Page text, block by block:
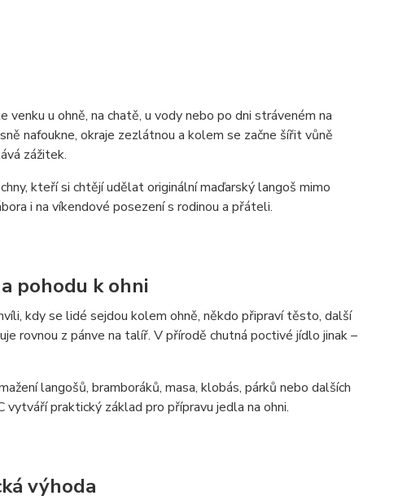
u ohně, na chatě, u vody nebo po dni stráveném na
nafoukne, okraje zezlátnou a kolem se začne šířit vůně
zážitek.
kteří si chtějí udělat originální maďarský langoš mimo
i na víkendové posezení s rodinou a přáteli.
pohodu k ohni
kdy se lidé sejdou kolem ohně, někdo připraví těsto, další
rovnou z pánve na talíř. V přírodě chutná poctivé jídlo jinak –
langošů, bramboráků, masa, klobás, párků nebo dalších
praktický základ pro přípravu jedla na ohni.
výhoda